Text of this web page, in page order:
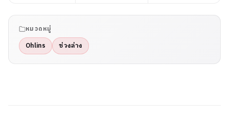
หมวดหมู่
Ohlins ช่วงล่าง